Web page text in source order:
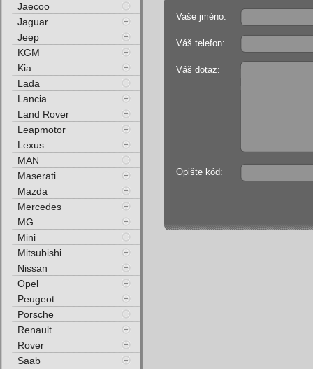
Vaše jméno:
Váš telefon:
Váš dotaz:
Opište kód:
Jaecoo
Jaguar
Jeep
KGM
Kia
Lada
Lancia
Land Rover
Leapmotor
Lexus
MAN
Maserati
Mazda
Mercedes
MG
Mini
Mitsubishi
Nissan
Opel
Peugeot
Porsche
Renault
Rover
Saab